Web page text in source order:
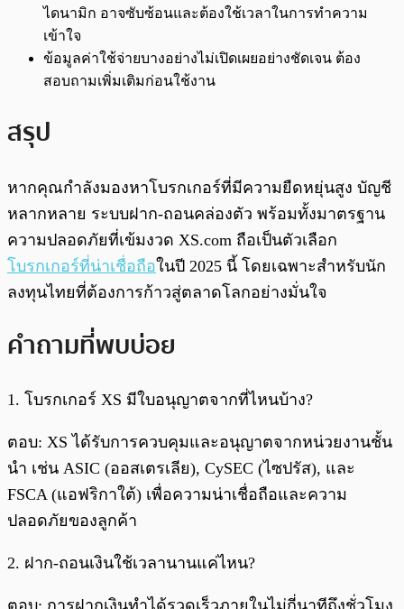
ไดนามิก อาจซับซ้อนและต้องใช้เวลาในการทำความ
เข้าใจ
ข้อมูลค่าใช้จ่ายบางอย่างไม่เปิดเผยอย่างชัดเจน ต้อง
สอบถามเพิ่มเติมก่อนใช้งาน
สรุป
หากคุณกำลังมองหาโบรกเกอร์ที่มีความยืดหยุ่นสูง บัญชี
หลากหลาย ระบบฝาก-ถอนคล่องตัว พร้อมทั้งมาตรฐาน
ความปลอดภัยที่เข้มงวด XS.com ถือเป็นตัวเลือก
โบรกเกอร์ที่น่าเชื่อถือในปี 2025 นี้ โดยเฉพาะสำหรับนัก
ลงทุนไทยที่ต้องการก้าวสู่ตลาดโลกอย่างมั่นใจ
คำถามที่พบบ่อย
1. โบรกเกอร์ XS มีใบอนุญาตจากที่ไหนบ้าง?
ตอบ: XS ได้รับการควบคุมและอนุญาตจากหน่วยงานชั้น
นำ เช่น ASIC (ออสเตรเลีย), CySEC (ไซปรัส), และ
FSCA (แอฟริกาใต้) เพื่อความน่าเชื่อถือและความ
ปลอดภัยของลูกค้า
2. ฝาก-ถอนเงินใช้เวลานานแค่ไหน?
ตอบ: การฝากเงินทำได้รวดเร็วภายในไม่กี่นาทีถึงชั่วโมง